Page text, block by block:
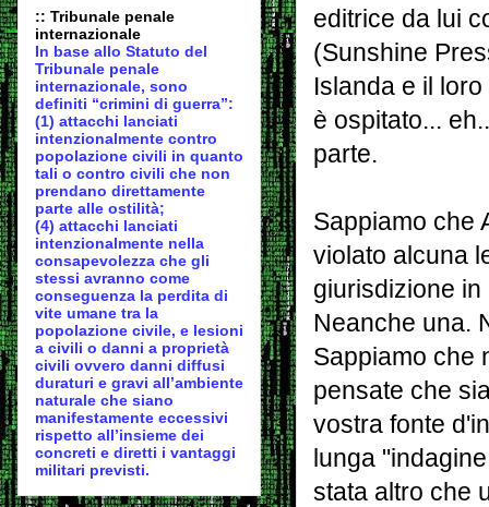
editrice da lui
(Sunshine
Islanda e il
è ospitato...
parte.
Sappiamo che
violato alcuna
giurisdizione
Neanche una.
Sappiamo che
pensate che
vostra fonte
lunga
stata altro che
:: Tribunale penale
internazionale
In base allo Statuto del
Tribunale penale
internazionale, sono
definiti “crimini di guerra”:
(1) attacchi lanciati
intenzionalmente contro
popolazione civili in quanto
tali o contro civili che non
prendano direttamente
parte alle ostilità;
(4) attacchi lanciati
intenzionalmente nella
consapevolezza che gli
stessi avranno come
conseguenza la perdita di
vite umane tra la
popolazione civile, e lesioni
a civili o danni a proprietà
civili ovvero danni diffusi
duraturi e gravi all’ambiente
naturale che siano
manifestamente eccessivi
rispetto all’insieme dei
concreti e diretti i vantaggi
militari previsti.